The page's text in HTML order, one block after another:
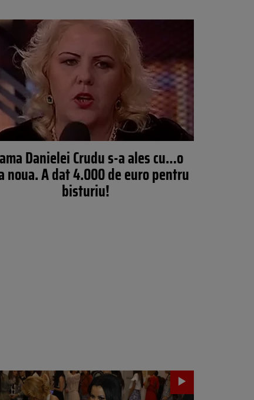
Danielei Crudu s-a ales cu…o
noua. A dat 4.000 de euro pentru
bisturiu!